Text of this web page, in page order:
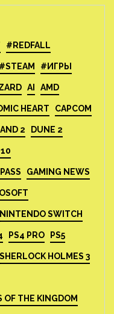
#REDFALL
#STEAM #ИГРЫ
AI AMD
HEART CAPCOM
2 DUNE 2
GAMING NEWS
NINTENDO SWITCH
PS4 PRO PS5
SHERLOCK HOLMES 3
OF THE KINGDOM